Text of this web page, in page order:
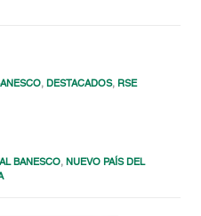
,DESTACADOS, RSE
BANESCO,NUEVO PAÍS DEL